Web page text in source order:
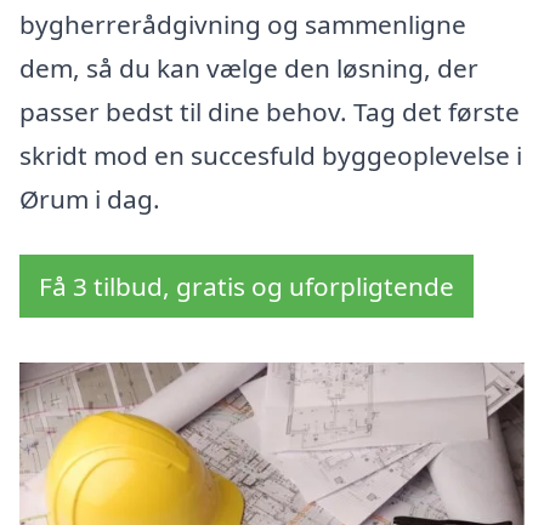
bygherrerådgivning og sammenligne
dem, så du kan vælge den løsning, der
passer bedst til dine behov. Tag det første
skridt mod en succesfuld byggeoplevelse i
Ørum i dag.
Få 3 tilbud, gratis og uforpligtende